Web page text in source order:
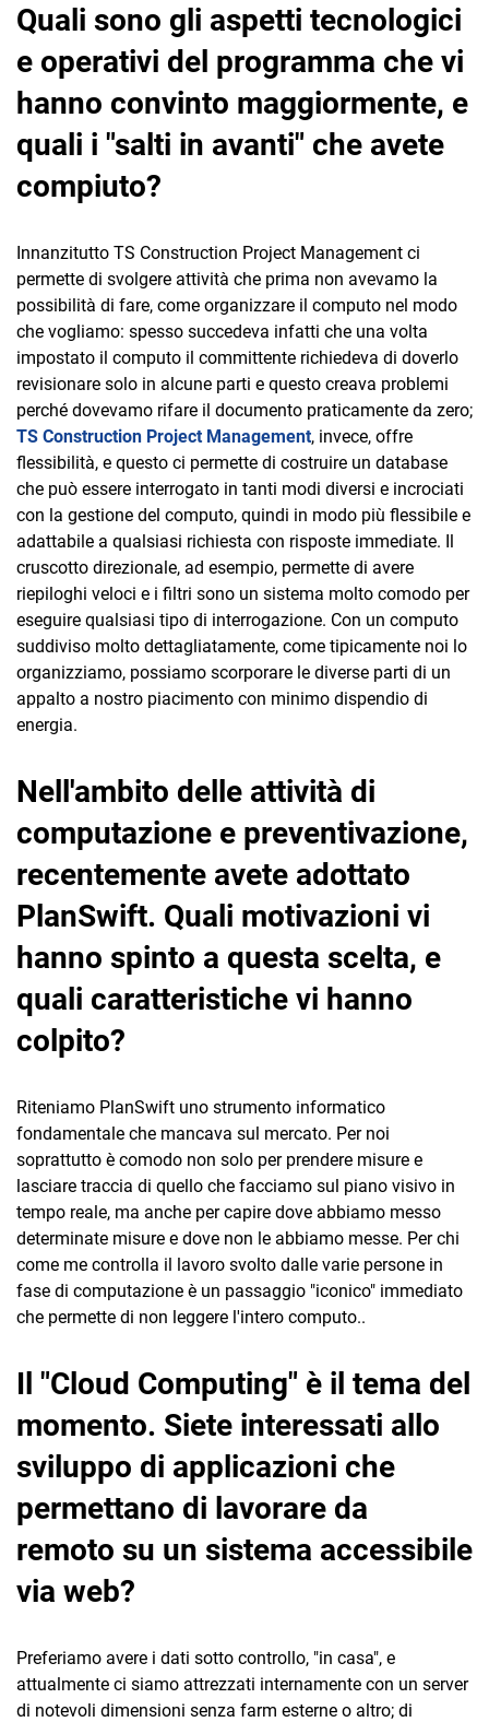
Quali sono gli aspetti tecnologici
e operativi del programma che vi
hanno convinto maggiormente, e
quali i "salti in avanti" che avete
compiuto?
Innanzitutto TS Construction Project Management ci
permette di svolgere attività che prima non avevamo la
possibilità di fare, come organizzare il computo nel modo
che vogliamo: spesso succedeva infatti che una volta
impostato il computo il committente richiedeva di doverlo
revisionare solo in alcune parti e questo creava problemi
perché dovevamo rifare il documento praticamente da zero;
TS Construction Project Management, invece, offre
flessibilità, e questo ci permette di costruire un database
che può essere interrogato in tanti modi diversi e incrociati
con la gestione del computo, quindi in modo più flessibile e
adattabile a qualsiasi richiesta con risposte immediate. Il
cruscotto direzionale, ad esempio, permette di avere
riepiloghi veloci e i filtri sono un sistema molto comodo per
eseguire qualsiasi tipo di interrogazione. Con un computo
suddiviso molto dettagliatamente, come tipicamente noi lo
organizziamo, possiamo scorporare le diverse parti di un
appalto a nostro piacimento con minimo dispendio di
energia.
Nell'ambito delle attività di
computazione e preventivazione,
recentemente avete adottato
PlanSwift. Quali motivazioni vi
hanno spinto a questa scelta, e
quali caratteristiche vi hanno
colpito?
Riteniamo PlanSwift uno strumento informatico
fondamentale che mancava sul mercato. Per noi
soprattutto è comodo non solo per prendere misure e
lasciare traccia di quello che facciamo sul piano visivo in
tempo reale, ma anche per capire dove abbiamo messo
determinate misure e dove non le abbiamo messe. Per chi
come me controlla il lavoro svolto dalle varie persone in
fase di computazione è un passaggio "iconico" immediato
che permette di non leggere l'intero computo..
Il "Cloud Computing" è il tema del
momento. Siete interessati allo
sviluppo di applicazioni che
permettano di lavorare da
remoto su un sistema accessibile
via web?
Preferiamo avere i dati sotto controllo, "in casa", e
attualmente ci siamo attrezzati internamente con un server
di notevoli dimensioni senza farm esterne o altro; di